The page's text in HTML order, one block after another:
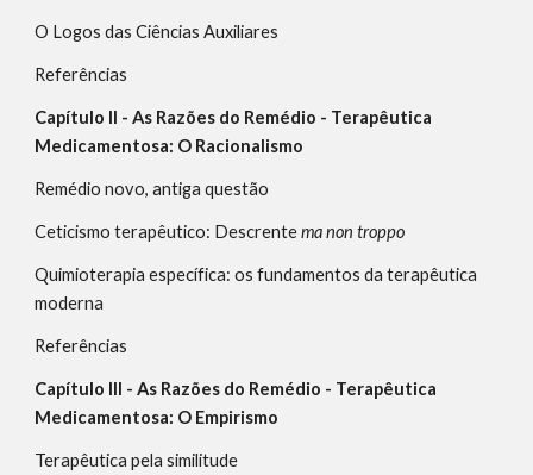
Capítulo II - As Razões do Remédio - Terapêutica
Medicamentosa: O Racionalismo
Ceticismo terapêutico: Descrente
Quimioterapia específica: os fundamentos da terapêutica
moderna
Capítulo III - As Razões do Remédio - Terapêutica
Medicamentosa: O Empirismo